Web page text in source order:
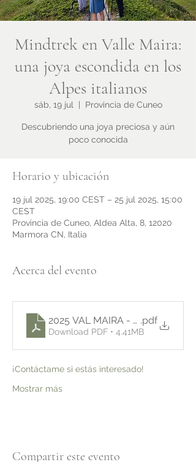
Mindtrek en Valle Maira:
una joya escondida en los
Alpes italianos
sáb, 19 jul Provincia de Cuneo
Descubriendo una joya preciosa y aún
poco conocida
Horario y ubicación
19 jul 2025, 19:00 CEST – 25 jul 2025, 15:00
CEST
Provincia de Cuneo, Aldea Alta, 8, 12020
Marmora CN, Italia
Acerca del evento
2025 VAL MAIRA - MINDTREK
.pdf
Download PDF • 4.41MB
¡Contáctame si estás interesado!
Mostrar más
Compartir este evento